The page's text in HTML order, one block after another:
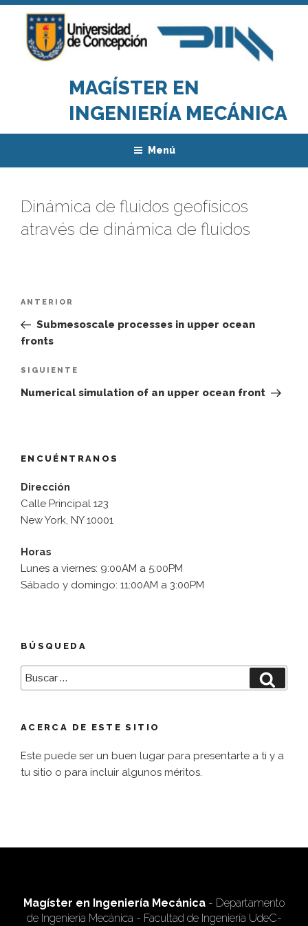
Saltar
contenido
MAGÍSTER EN
INGENIERÍA MECÁNICA
Menú
Dinámica de fluidos geofísicos
através de dinámica de fluidos
Navegación
entradas
Entrada
anterior:
ANTERIOR
Submesoscale processes in upper ocean
fronts
Siguiente
entrada
SIGUIENTE
Numerical simulation of an upper ocean front
ENCUÉNTRANOS
Dirección
Calle Principal 123
New York, NY 10001
Horas
Lunes a viernes: 9:00AM a 5:00PM
Sábado y domingo: 11:00AM a 3:00PM
BÚSQUEDA
Buscar
por:
ACERCA DE ESTE SITIO
Este puede ser un buen lugar para presentarte a ti y a
tu sitio o para incluir algunos méritos.
Magíster en Ingeniería Mecánica - Departamento
de Ingeniería Mecánica - Facultad de Ingeniería UdeC-